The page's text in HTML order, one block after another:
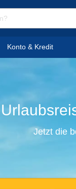
Konto & Kredit
Jetzt die